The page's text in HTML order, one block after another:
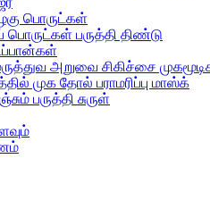
பொருட்கள்
பருத்தி திண்டு
அறுவை சிகிச்சை
முக தோல் பராமரிப்பு மாஸ்க்
பருத்தி சுருள்